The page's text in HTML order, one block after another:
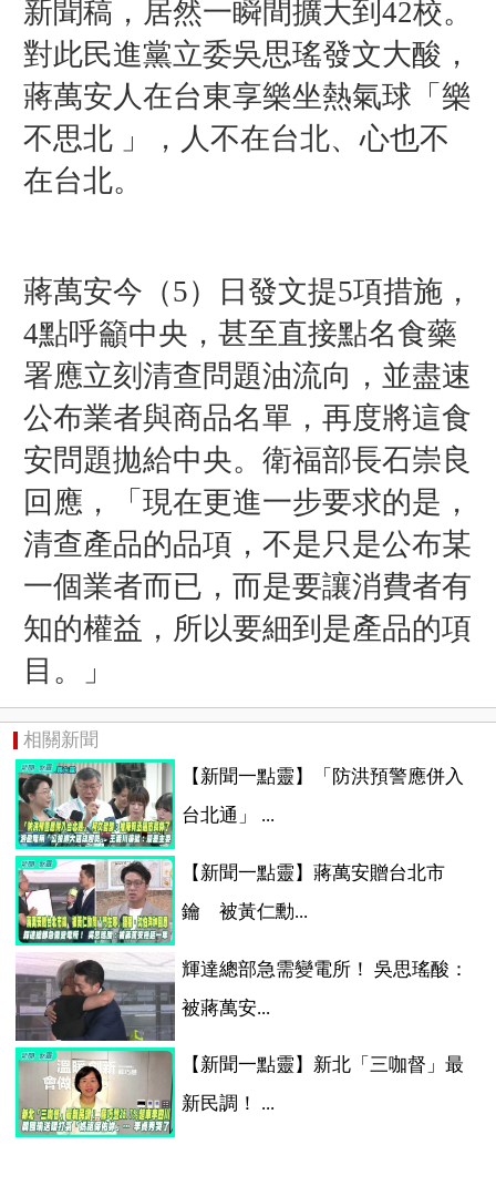
新聞稿，居然一瞬間擴大到42校。
對此民進黨立委吳思瑤發文大酸，
蔣萬安人在台東享樂坐熱氣球「樂
不思北 」，人不在台北、心也不
在台北。
蔣萬安今（5）日發文提5項措施，
4點呼籲中央，甚至直接點名食藥
署應立刻清查問題油流向，並盡速
公布業者與商品名單，再度將這食
安問題拋給中央。衛福部長石崇良
回應，「現在更進一步要求的是，
清查產品的品項，不是只是公布某
一個業者而已，而是要讓消費者有
知的權益，所以要細到是產品的項
目。」
相關新聞
【新聞一點靈】「防洪預警應併入
台北通」 ...
【新聞一點靈】蔣萬安贈台北市
鑰 被黃仁勳...
輝達總部急需變電所！ 吳思瑤酸：
被蔣萬安...
【新聞一點靈】新北「三咖督」最
新民調！ ...